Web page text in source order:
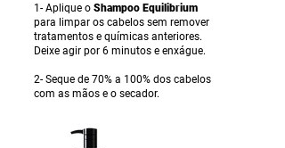
1- Aplique o Shampoo Equilibrium
para limpar os cabelos sem remover
tratamentos e químicas anteriores.
Deixe agir por 6 minutos e enxágue.
2- Seque de 70% a 100% dos cabelos
com as mãos e o secador.